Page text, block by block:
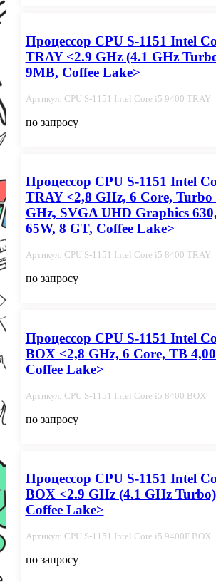
Процессор CPU S-1151 Intel
TRAY <2.9 GHz (4.1 GHz
9MB, Coffee Lake>
Артикул: CPU S-1151 Intel Core i5 9400 TRAY
по запросу
Процессор CPU S-1151 Intel
TRAY <2,8 GHz, 6 Core, Turbo
GHz, SVGA UHD Graphics
65W, 8 GT, Coffee Lake>
Артикул: CPU S-1151 Intel Core i5 8400 TRAY
по запросу
Процессор CPU S-1151 Intel
BOX <2,8 GHz, 6 Core, TB
Coffee Lake>
Артикул: CPU S-1151 Intel Core i5 8400 BOX
по запросу
Процессор CPU S-1151 Intel
BOX <2.9 GHz (4.1 GHz
Coffee Lake>
Артикул: CPU S-1151 Intel Core i5 9400F BOX
по запросу